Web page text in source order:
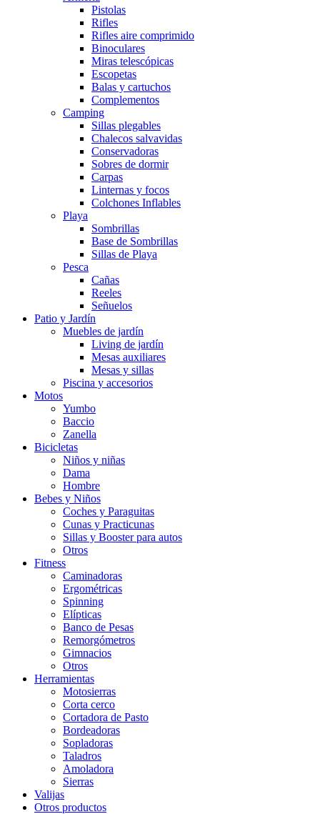
Pistolas
Rifles
Rifles aire comprimido
Binoculares
Miras telescópicas
Escopetas
Balas y cartuchos
Complementos
Camping
Sillas plegables
Chalecos salvavidas
Conservadoras
Sobres de dormir
Carpas
Linternas y focos
Colchones Inflables
Playa
Sombrillas
Base de Sombrillas
Sillas de Playa
Pesca
Cañas
Reeles
Señuelos
Patio y Jardín
Muebles de jardín
Living de jardín
Mesas auxiliares
Mesas y sillas
Piscina y accesorios
Motos
Yumbo
Baccio
Zanella
Bicicletas
Niños y niñas
Dama
Hombre
Bebes y Niños
Coches y Paraguitas
Cunas y Practicunas
Sillas y Booster para autos
Otros
Fitness
Caminadoras
Ergométricas
Spinning
Elípticas
Banco de Pesas
Remorgómetros
Gimnacios
Otros
Herramientas
Motosierras
Corta cerco
Cortadora de Pasto
Bordeadoras
Sopladoras
Taladros
Amoladora
Sierras
Valijas
Otros productos